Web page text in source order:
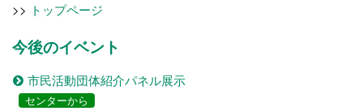
>> トップページ
今後のイベント
市民活動団体紹介パネル展示
センターから